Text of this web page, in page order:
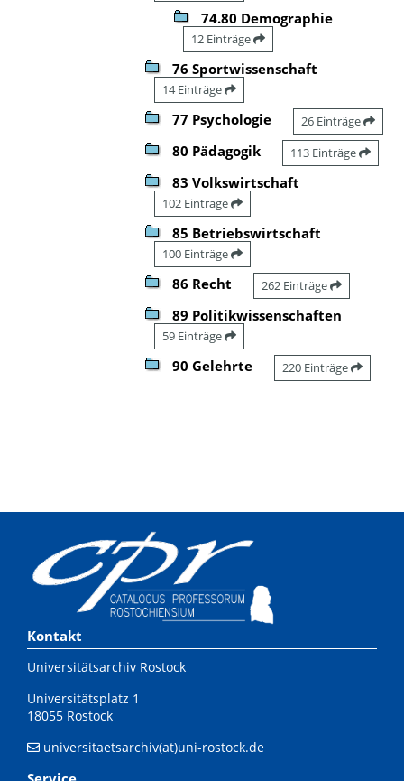
74.80 Demographie
12 Einträge
76 Sportwissenschaft
14 Einträge
77 Psychologie 26 Einträge
80 Pädagogik 113 Einträge
83 Volkswirtschaft
102 Einträge
85 Betriebswirtschaft
100 Einträge
86 Recht 262 Einträge
89 Politikwissenschaften
59 Einträge
90 Gelehrte 220 Einträge
Kontakt
Universitätsarchiv Rostock
Universitätsplatz 1
18055 Rostock
universitaetsarchiv(at)uni-rostock.de